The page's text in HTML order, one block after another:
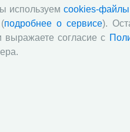
используем cookies-файлы
подробнее о сервисе).
выражаете согласие с